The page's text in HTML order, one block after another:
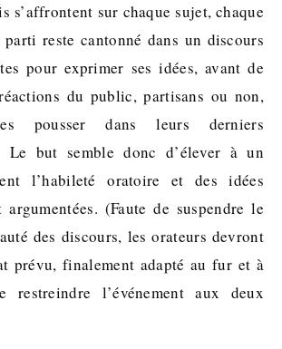
s’affrontent sur chaque sujet, chaque
parti reste cantonné dans un discours
pour exprimer ses idées, avant de
du public, partisans ou non,
pousser dans leurs derniers
Le but semble donc d’élever à un
l’habileté oratoire et des idées
(Faute de suspendre le
des discours, les orateurs devront
prévu, finalement adapté au fur et à
restreindre l’événement aux deux